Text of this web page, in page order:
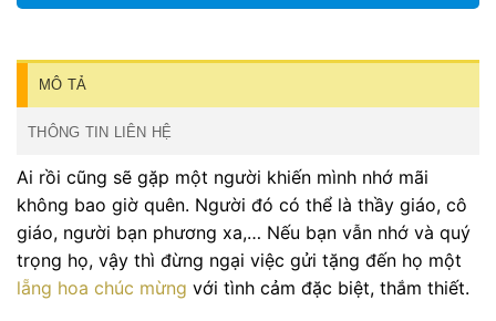
MÔ TẢ
THÔNG TIN LIÊN HỆ
Ai rồi cũng sẽ gặp một người khiến mình nhớ mãi
không bao giờ quên. Người đó có thể là thầy giáo, cô
giáo, người bạn phương xa,… Nếu bạn vẫn nhớ và quý
trọng họ, vậy thì đừng ngại việc gửi tặng đến họ một
lẵng hoa chúc mừng với tình cảm đặc biệt, thắm thiết.